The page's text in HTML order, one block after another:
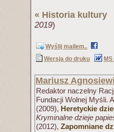
« Historia kultury
2019)
Wyślij mailem..
Wersja do druku
MS
Mariusz
Redaktor naczelny
Fundacji Wolnej Myśli.
(2009), Heretyckie
Kryminalne dzieje
(2012), Zapomniane